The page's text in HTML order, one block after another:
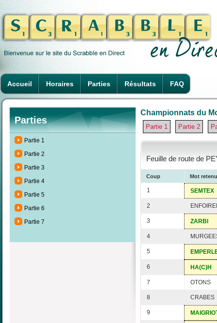
Accueil Horaires Parties Résultats FAQ
Parties
Partie 1
Partie 2
Partie 3
Partie 4
Partie 5
Partie 6
Partie 7
Championnats du
Partie 1 Partie 2
Feuille de route de
Coup Mot retenu
1 SEMTEX
2
3 ZARBI
4
5
6 HA(C)H
7 OTONS
8 CRABES
9